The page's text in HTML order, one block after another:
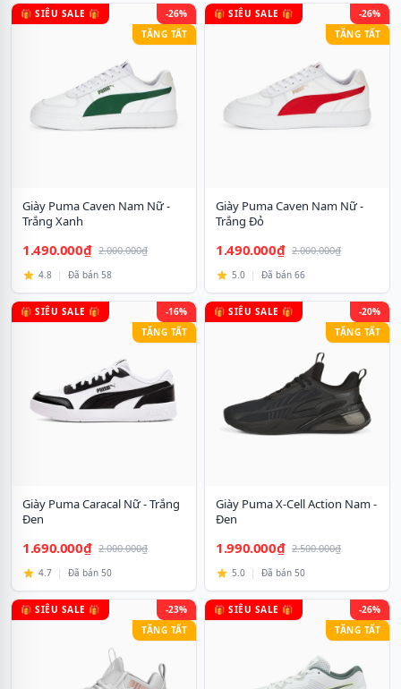
🎁 SIÊU SALE 🎁
-26%
TẶNG TẤT
Giày Puma Caven Nam Nữ -
Trắng Xanh
1.490.000₫ 2.000.000₫
4.8 | Đã bán 58
🎁 SIÊU SALE 🎁
-26%
TẶNG TẤT
Giày Puma Caven Nam Nữ -
Trắng Đỏ
1.490.000₫ 2.000.000₫
5.0 | Đã bán 66
🎁 SIÊU SALE 🎁
-16%
TẶNG TẤT
Giày Puma Caracal Nữ - Trắng
Đen
1.690.000₫ 2.000.000₫
4.7 | Đã bán 50
🎁 SIÊU SALE 🎁
-20%
TẶNG TẤT
Giày Puma X-Cell Action Nam -
Đen
1.990.000₫ 2.500.000₫
5.0 | Đã bán 50
🎁 SIÊU SALE 🎁
-23%
TẶNG TẤT
🎁 SIÊU SALE 🎁
-26%
TẶNG TẤT